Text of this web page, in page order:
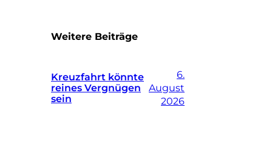
Weitere Beiträge
Kreuzfahrt könnte
reines Vergnügen
sein
6.
August
2026